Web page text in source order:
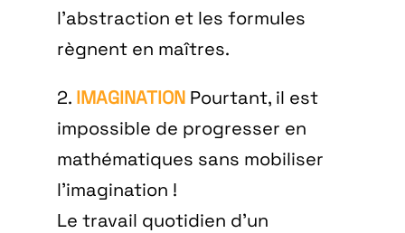
l’abstraction et les formules
règnent en maîtres.
2. IMAGINATIONPourtant, il est
impossible de progresser en
mathématiques sans mobiliser
l’imagination !
Le travail quotidien d’un